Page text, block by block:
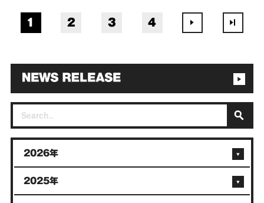
1 2 3 4
2026年
2025年